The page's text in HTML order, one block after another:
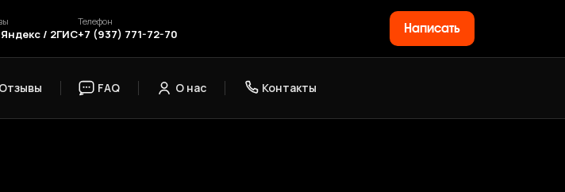
Яндекс / 2ГИС
Телефон
+7 (937) 771-72-70 Написать
Отзывы FAQ О нас Контакты